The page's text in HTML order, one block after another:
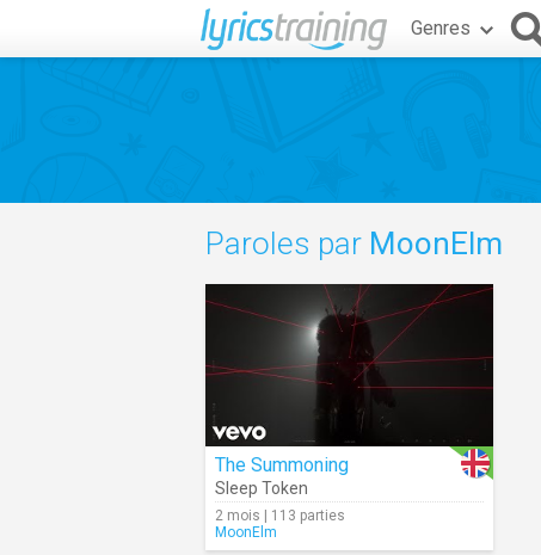
Genres
Paroles par MoonElm
The Summoning
Sleep Token
2 mois | 113 parties
MoonElm